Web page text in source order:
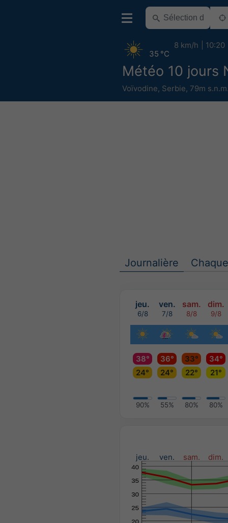
Météo 10 jours
Voïvodine, Serbie, 79m
35 °C
8 km/h 10:20
Journalière
jeu. ven. sam. dim.
6/8 7/8 8/8 9/8
38° 36° 33°
34°
24°
24° 22° 21°
90% 55% 80% 80%
jeu. ven. sam. dim.